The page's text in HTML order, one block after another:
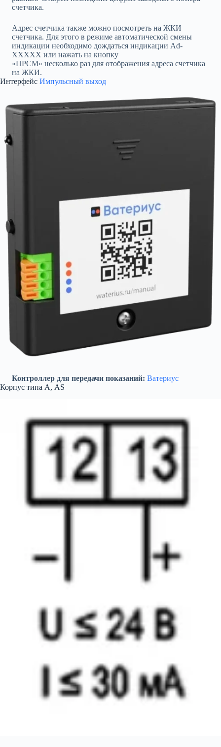
счетчика.
Адрес счетчика также можно посмотреть на ЖКИ
счетчика. Для этого в режиме автоматической смены
индикации необходимо дождаться индикации Ad-
XXXXX или нажать на кнопку
«ПРСМ» несколько раз для отображения адреса счетчика
на ЖКИ.
Интерфейс Импульсный выход
Контроллер для передачи показаний: Ватериус
Корпус типа А, AS